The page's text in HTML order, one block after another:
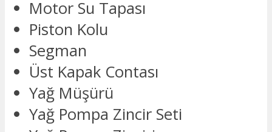
Motor Su Tapası
Piston Kolu
Segman
Üst Kapak Contası
Yağ Müşürü
Yağ Pompa Zincir Seti